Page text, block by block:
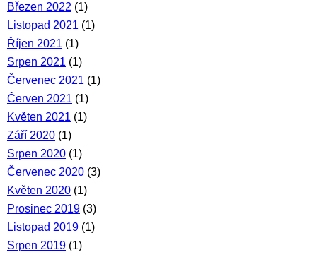
Březen 2022 (1)
Listopad 2021 (1)
Říjen 2021 (1)
Srpen 2021 (1)
Červenec 2021 (1)
Červen 2021 (1)
Květen 2021 (1)
Září 2020 (1)
Srpen 2020 (1)
Červenec 2020 (3)
Květen 2020 (1)
Prosinec 2019 (3)
Listopad 2019 (1)
Srpen 2019 (1)